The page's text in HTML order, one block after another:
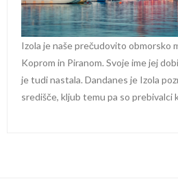
Izola je naše prečudovito obmorsko
Koprom in Piranom. Svoje ime jej
je tudi nastala. Dandanes je Izola
središče, kljub temu pa so prebivalci